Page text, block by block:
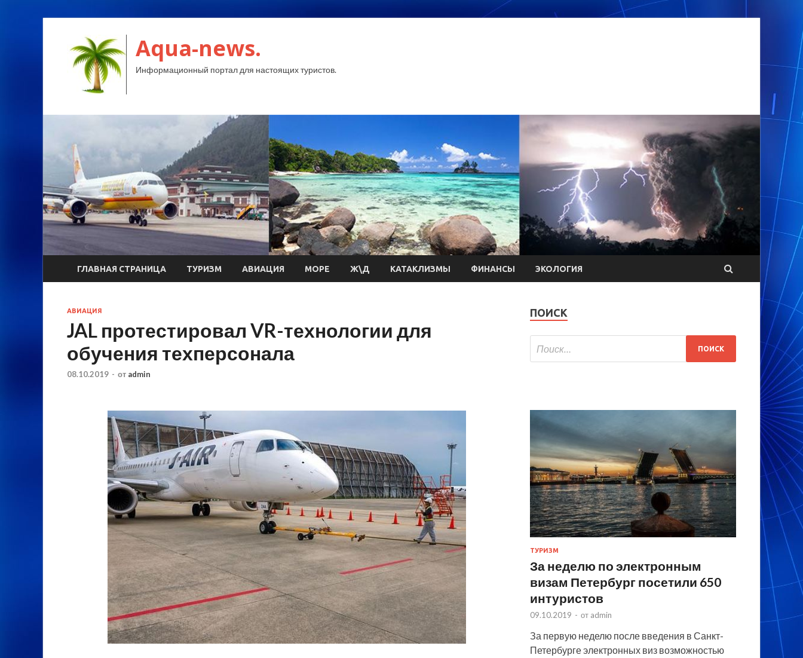
Aqua-news.
Информационный портал для настоящих туристов.
ГЛАВНАЯ СТРАНИЦА ТУРИЗМ АВИАЦИЯ МОРЕ Ж\Д КАТАКЛИЗМЫ ФИНАНСЫ ЭКОЛОГИЯ
АВИАЦИЯ
JAL протестировал VR-технологии для
обучения техперсонала
08.10.2019 - от admin
ПОИСК
ТУРИЗМ
За неделю по электронным
визам Петербург посетили 650
интуристов
09.10.2019 - от admin
За первую неделю после введения в Санкт-
Петербурге электронных виз возможностью